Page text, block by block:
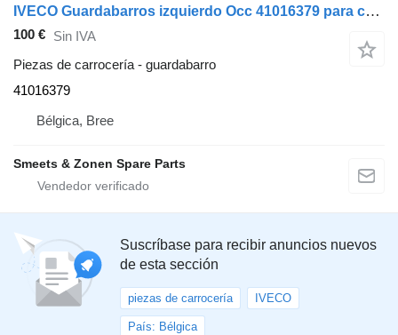
IVECO Guardabarros izquierdo Occ 41016379 para camión
100 € Sin IVA
Piezas de carrocería - guardabarro
41016379
Bélgica, Bree
Smeets & Zonen Spare Parts
Suscríbase para recibir anuncios nuevos
de esta sección
piezas de carrocería IVECO
País: Bélgica